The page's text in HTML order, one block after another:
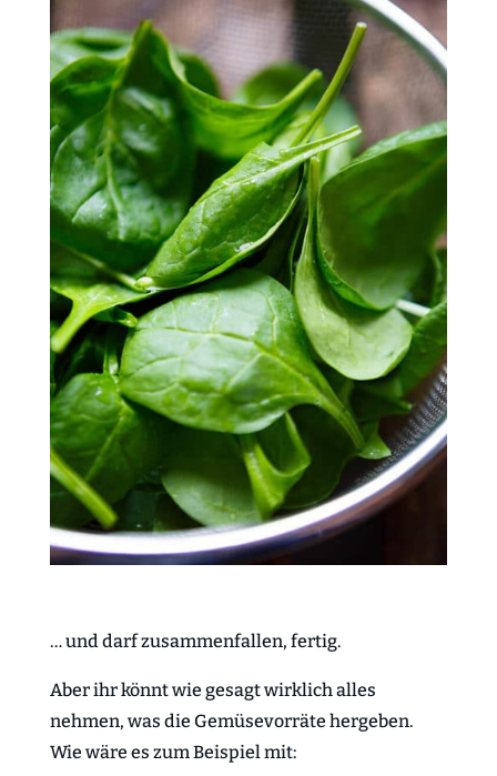
… und darf zusammenfallen, fertig.
Aber ihr könnt wie gesagt wirklich alles
nehmen, was die Gemüsevorräte hergeben.
Wie wäre es zum Beispiel mit: